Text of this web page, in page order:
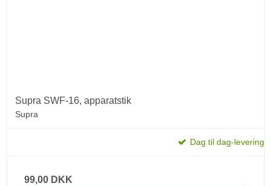
Supra SWF-16, apparatstik
Supra
Dag til dag-levering
99,00 DKK